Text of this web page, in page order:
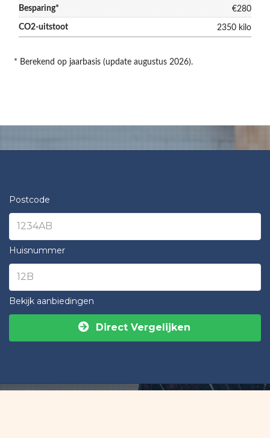
€280
2350 kilo
* Berekend op jaarbasis (update augustus 2026).
Postcode
Huisnummer
Bekijk aanbiedingen
Direct Vergelijken